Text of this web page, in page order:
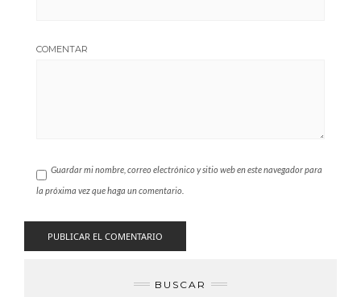
COMENTAR
Guardar mi nombre, correo electrónico y sitio web en este navegador para
la próxima vez que haga un comentario.
BUSCAR